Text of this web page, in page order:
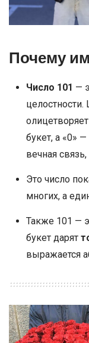
Почему
Число 101 —
букет, а «0»
вечная
Это число
многих, а
Также 101 —
букет дарят
выражается